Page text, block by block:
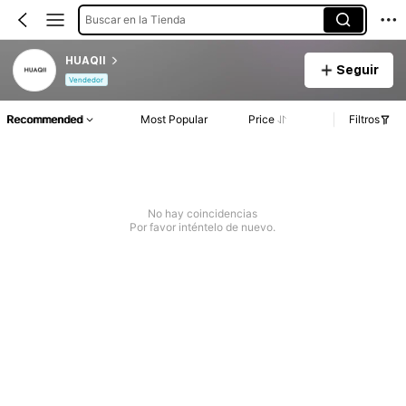
Buscar en la Tienda
HUAQII
Vendedor
Seguir
Recommended Most Popular Price Filtros
No hay coincidencias
Por favor inténtelo de nuevo.